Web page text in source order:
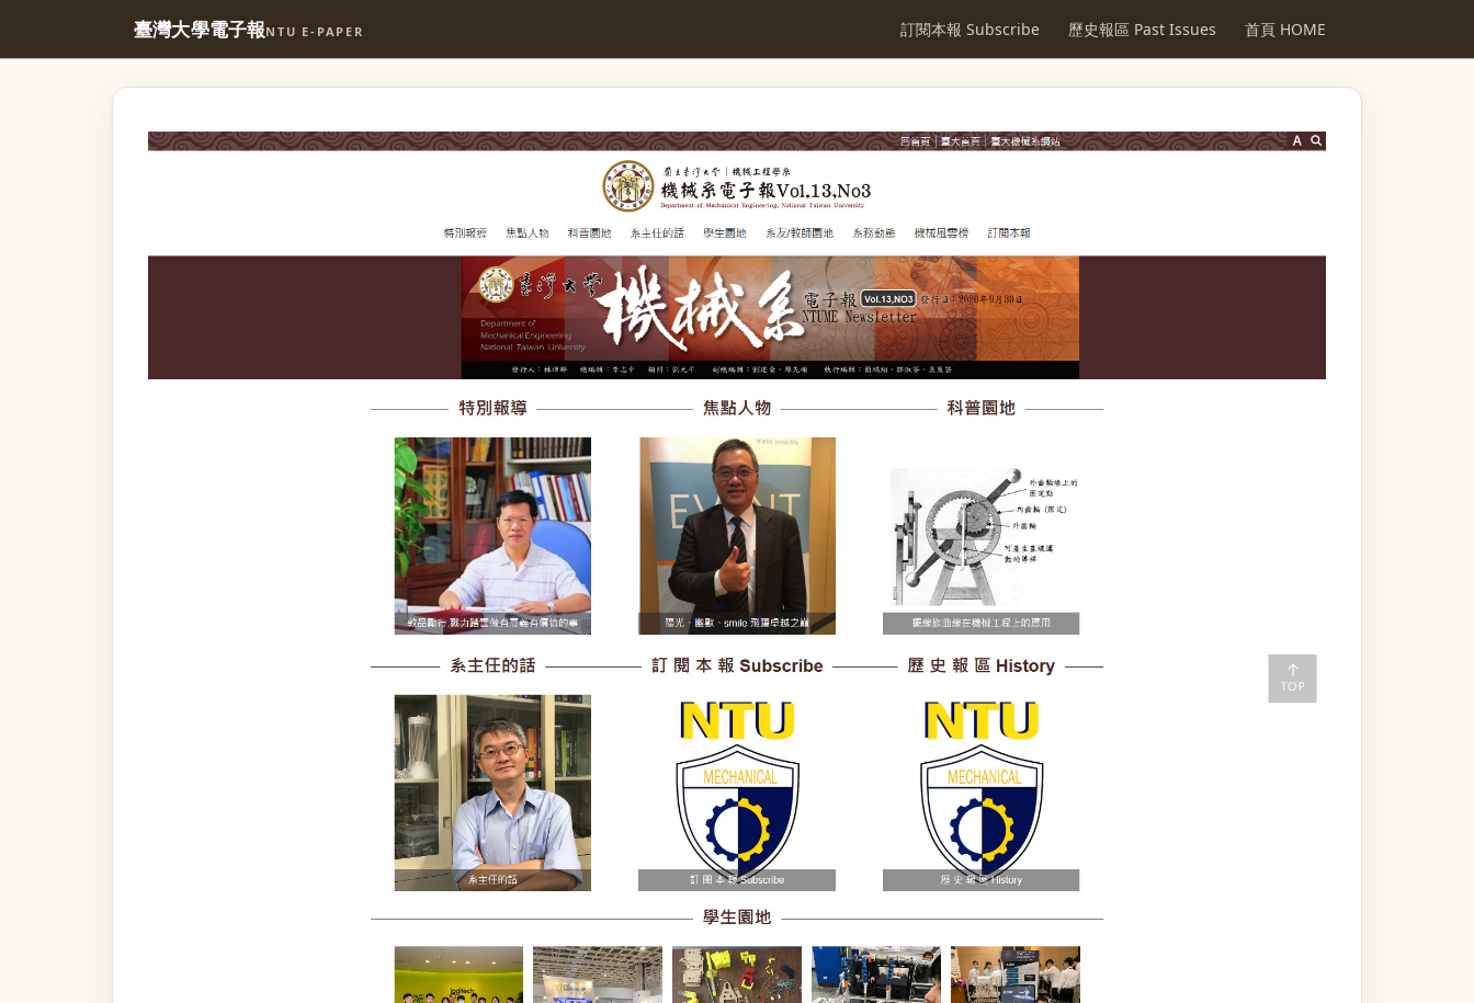
臺灣大學電子報NTU E-PAPER 訂閱本報 Subscribe 歷史報區 Past Issues 首頁 HOME